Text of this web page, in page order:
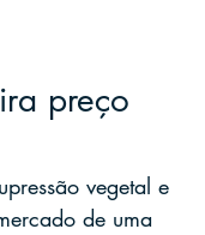
preço
vegetal e
de uma